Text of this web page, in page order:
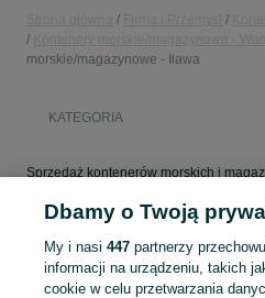
morskie/magazynowe - Iława
KATEGORIA
Mapa miejscowości
Mapa ministron
Dbamy o Twoją
My i nasi447 partnerzy
informacji na urządzeniu, takich
cookie w celu przetwarzania